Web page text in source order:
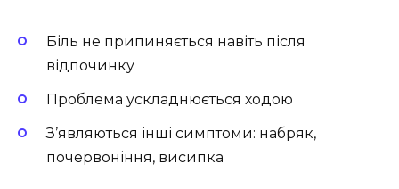
Біль не припиняється навіть після
відпочинку
Проблема ускладнюється ходою
З’являються інші симптоми: набряк,
почервоніння, висипка